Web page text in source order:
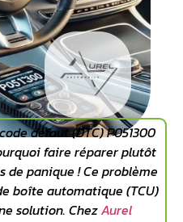
code défaut(DTC) P051300
faire réparer plutôt
de panique ! Ce problème
boîte automatique (TCU)
solution. ChezAurel